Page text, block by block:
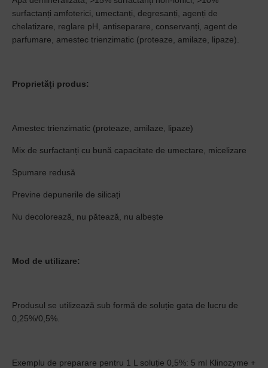
surfactanți amfoterici, umectanți, degresanți, agenți de
chelatizare, reglare pH, antiseparare, conservanți, agent de
parfumare, amestec trienzimatic (proteaze, amilaze, lipaze).
Proprietăți produs:
Amestec trienzimatic (proteaze, amilaze, lipaze)
Mix de surfactanți cu bună capacitate de umectare, micelizare
Spumare redusă
Previne depunerile de silicați
Nu decolorează, nu pătează, nu albește
Mod de utilizare:
Produsul se utilizează sub formă de soluție gata de lucru de
0,25%/0,5%.
Exemplu de preparare pentru 1 L soluție 0,5%: 5 ml Klinozyme +